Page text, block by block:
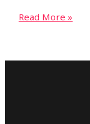
Read More »